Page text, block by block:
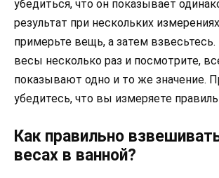
убедиться, что он показывает
результат при нескольких
примерьте вещь, а затем взвесьтесь.
весы несколько раз и посмотрите,
показывают одно и то же значение.
убедитесь, что вы измеряете
Как правильно
весах в ванной?